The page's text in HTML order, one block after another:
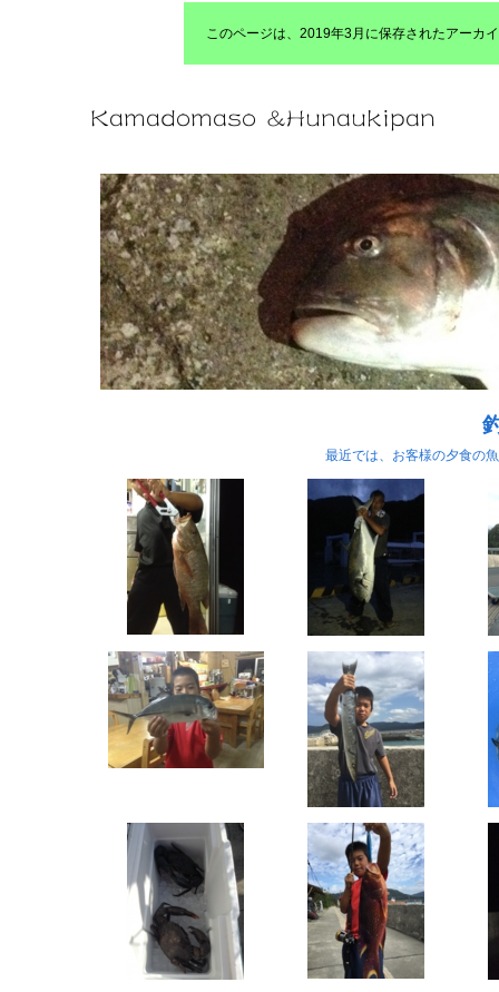
このページは、2019年3月に保存されたアーカ
最近では、お客様の夕食の